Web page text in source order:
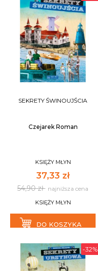
SEKRETY ŚWINOUJŚCIA
Czejarek Roman
KSIĘŻY MŁYN
37,33 zł
54,90 zł najniższa cena
KSIĘŻY MŁYN
DO KOSZYKA
-32%